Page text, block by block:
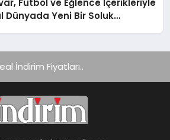
Dünyada Yeni Bir Soluk
İndirim Fiyatları..